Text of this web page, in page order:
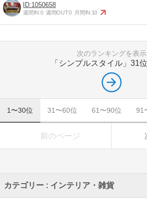
1050658
週間IN:0 週間OUT:0 月間IN:10
次のランキングを表示
「シンプルスタイル」 31
1〜30位 31〜60位 61〜90位 91
前のページ
カテゴリー : インテリア・雑貨